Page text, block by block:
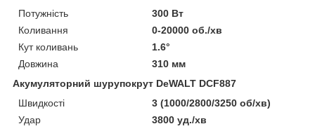
Потужність
300 Вт
Коливання
0-20000 об./хв
Кут коливань
1.6°
Довжина
310 мм
Акумуляторний шурупокрут DeWALT DCF887
Швидкості
3 (1000/2800/3250 об/хв)
Удар
3800 уд./хв